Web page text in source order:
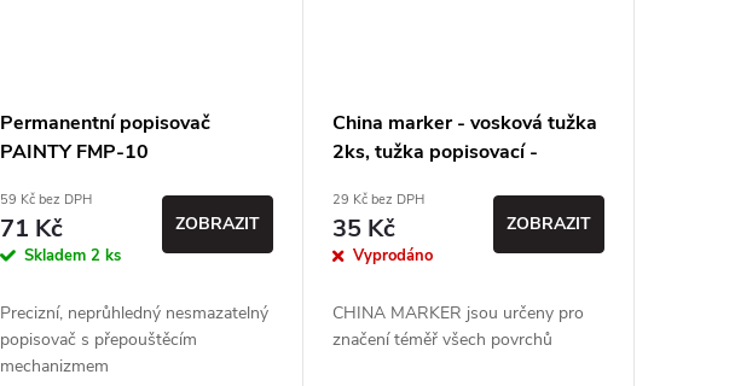
Permanentní popisovač
PAINTY FMP-10
59 Kč bez DPH
71 Kč
Skladem2 ks
ZOBRAZIT
Precizní, neprůhledný nesmazatelný
popisovač s přepouštěcím
mechanizmem
China marker - vosková tužka
2ks, tužka popisovací -
29 Kč bez DPH
35 Kč
Vyprodáno
ZOBRAZIT
CHINA MARKER jsou určeny pro
značení téměř všech povrchů